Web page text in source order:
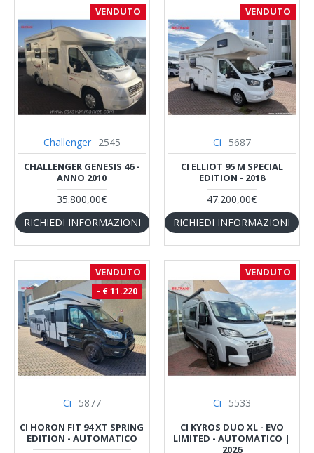
VENDUTO
Challenger 2545
CHALLENGER GENESIS 46 -
ANNO 2010
35.800,00€
RICHIEDI INFORMAZIONI
VENDUTO
Ci 5687
CI ELLIOT 95 M SPECIAL
EDITION - 2018
47.200,00€
RICHIEDI INFORMAZIONI
VENDUTO
- € 11.220
Ci 5877
CI HORON FIT 94 XT SPRING
EDITION - AUTOMATICO
VENDUTO
Ci 5533
CI KYROS DUO XL - EVO
LIMITED - AUTOMATICO |
2026